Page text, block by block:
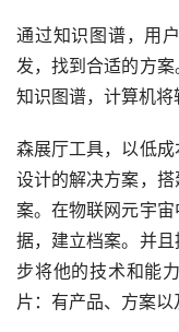
通过知识图谱，用
发，找到合适的方
知识图谱，计算机将
森展厅工具，以低
设计的解决方案，
案。在物联网元宇
据，建立档案。并
步将他的技术和能
片：有产品、方案以